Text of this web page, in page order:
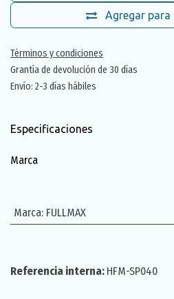
Agregar
Términos y condiciones
Grantía de devolución de 30 días
Envío: 2-3 días hábiles
Especificaciones
Marca
Marca: FULLMAX
Referencia interna: HFM-SP040